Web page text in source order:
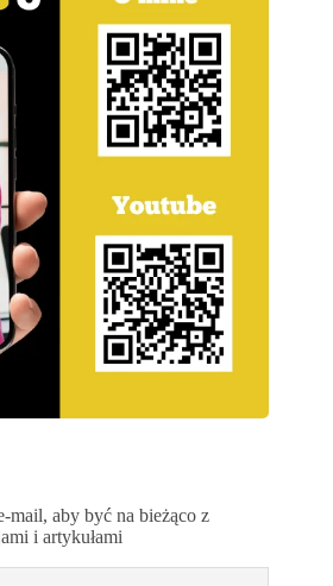
mail, aby być na bieżąco z
i artykułami